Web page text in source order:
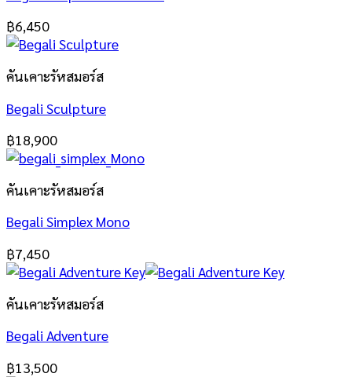
฿6,450
คันเคาะรัหสมอร์ส
Begali Sculpture
฿18,900
คันเคาะรัหสมอร์ส
Begali Simplex Mono
฿7,450
คันเคาะรัหสมอร์ส
Begali Adventure
฿13,500